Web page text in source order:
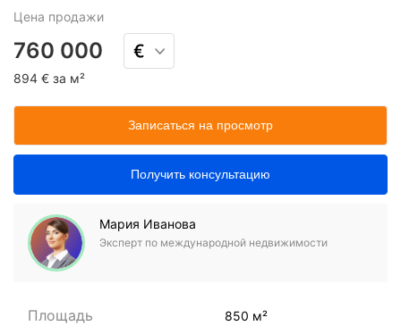
Цена продажи
760 000
894 € за м²
Записаться на просмотр
Получить консультацию
Мария Иванова
Эксперт по международной недвижимости
Площадь 850 м²